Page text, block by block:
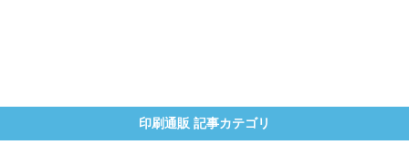
印刷通販 記事カテゴリ